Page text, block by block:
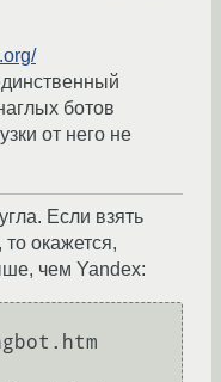
ботов
от него не
Если взять
окажется,
чем Yandex: